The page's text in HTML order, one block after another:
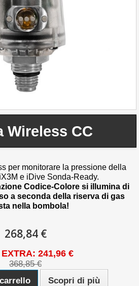
Wireless CC
per monitorare la pressione della
e iDive Sonda-Ready.
Codice-Colore si illumina di
a seconda della riserva di gas
nella bombola!
268,84 €
241,96 €
368,85 €
Scopri di più